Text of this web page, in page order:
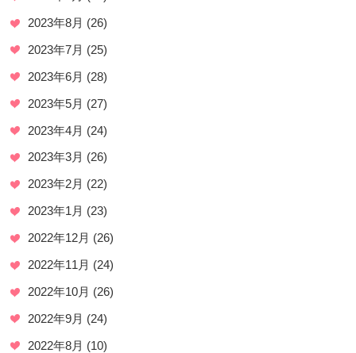
2023年8月 (26)
2023年7月 (25)
2023年6月 (28)
2023年5月 (27)
2023年4月 (24)
2023年3月 (26)
2023年2月 (22)
2023年1月 (23)
2022年12月 (26)
2022年11月 (24)
2022年10月 (26)
2022年9月 (24)
2022年8月 (10)